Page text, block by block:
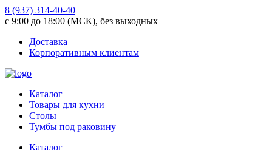
8 (937) 314-40-40
с 9:00 до 18:00 (МСК), без выходных
Доставка
Корпоративным клиентам
Каталог
Товары для кухни
Столы
Тумбы под раковину
Каталог